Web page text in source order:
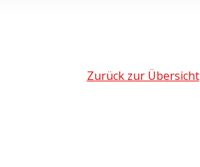
Zurück zur Übersicht